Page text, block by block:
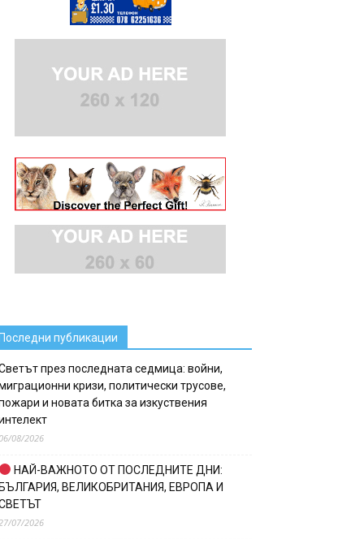
публикации
през последната седмица: войни,
кризи, политически трусове,
и новата битка за изкуствения
08/2026
НАЙ-ВАЖНОТО ОТ ПОСЛЕДНИТЕ ДНИ:
ВЕЛИКОБРИТАНИЯ, ЕВРОПА И
07/2026